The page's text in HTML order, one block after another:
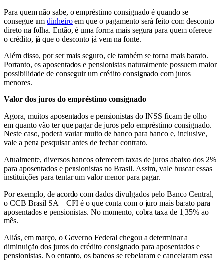
Para quem não sabe, o empréstimo consignado é quando se
consegue um dinheiro em que o pagamento será feito com desconto
direto na folha. Então, é uma forma mais segura para quem oferece
o crédito, já que o desconto já vem na fonte.
Além disso, por ser mais seguro, ele também se torna mais barato.
Portanto, os aposentados e pensionistas naturalmente possuem maior
possibilidade de conseguir um crédito consignado com juros
menores.
Valor dos juros do empréstimo consignado
Agora, muitos aposentados e pensionistas do INSS ficam de olho
em quanto vão ter que pagar de juros pelo empréstimo consignado.
Neste caso, poderá variar muito de banco para banco e, inclusive,
vale a pena pesquisar antes de fechar contrato.
Atualmente, diversos bancos oferecem taxas de juros abaixo dos 2%
para aposentados e pensionistas no Brasil. Assim, vale buscar essas
instituições para tentar um valor menor para pagar.
Por exemplo, de acordo com dados divulgados pelo Banco Central,
o CCB Brasil SA – CFI é o que conta com o juro mais barato para
aposentados e pensionistas. No momento, cobra taxa de 1,35% ao
mês.
Aliás, em março, o Governo Federal chegou a determinar a
diminuição dos juros do crédito consignado para aposentados e
pensionistas. No entanto, os bancos se rebelaram e cancelaram essa